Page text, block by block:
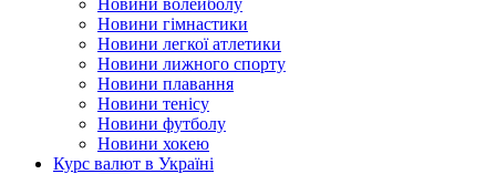
Новини волейболу
Новини гімнастики
Новини легкої атлетики
Новини лижного спорту
Новини плавання
Новини тенісу
Новини футболу
Новини хокею
Курс валют в Україні